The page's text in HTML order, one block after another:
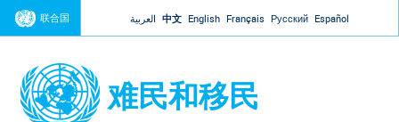
Jump to navigation
联合国 العربية 中文 English Français Русский Español
难民和移民